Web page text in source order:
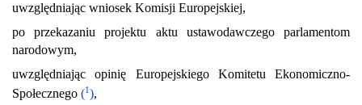
uwzględniając wniosek Komisji Europejskiej,
po przekazaniu projektu aktu ustawodawczego parlamentom
narodowym,
uwzględniając opinię Europejskiego Komitetu Ekonomiczno-
Społecznego (1),